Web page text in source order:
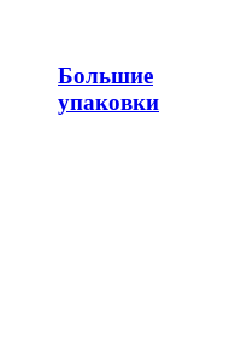
Большие
упаковки